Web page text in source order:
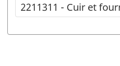
2211311 - Cuir et